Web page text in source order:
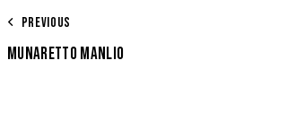
PREVIOUS
MUNARETTO MANLIO